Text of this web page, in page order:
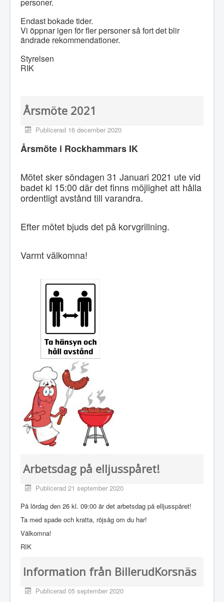
Endast bokade tider.
Vi öppnar igen för fler personer så fort det blir
ändrade rekommendationer.
Styrelsen
RIK
Årsmöte 2021
Publicerad 16 december 2020
Årsmöte i Rockhammars IK
Mötet sker söndagen 31 Januari 2021 ute vid
badet kl 15:00 där det finns möjlighet att hålla
ordentligt avstånd till varandra.
Efter mötet bjuds det på korvgrillning.
Varmt välkomna!
Arbetsdag på elljusspåret!
Publicerad 21 september 2020
På lördag den 26 kl. 09:00 är det arbetsdag på elljusspåret!
Ta med spade och kratta, röjsåg om du har!
Välkomna!
RIK
Information från BillerudKorsnäs
Publicerad 05 september 2020